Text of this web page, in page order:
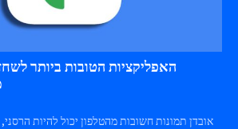
האפליקציות הטובות ביותר
אובדן תמונות חשובות מהטלפון יכול להיות